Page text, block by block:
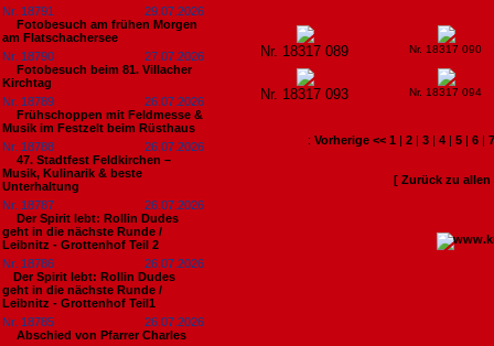
Nr. 18791
29.07.2026
Fotobesuch am frühen Morgen
am Flatschachersee
Nr. 18790
27.07.2026
Fotobesuch beim 81. Villacher
Kirchtag
Nr. 18789
26.07.2026
Frühschoppen mit Feldmesse &
Musik im Festzelt beim Rüsthaus
Nr. 18788
26.07.2026
47. Stadtfest Feldkirchen –
Musik, Kulinarik & beste
Unterhaltung
Nr. 18787
26.07.2026
Der Spirit lebt: Rollin Dudes
geht in die nächste Runde /
Leibnitz - Grottenhof Teil 2
Nr. 18786
26.07.2026
​Der Spirit lebt: Rollin Dudes
geht in die nächste Runde /
Leibnitz - Grottenhof Teil1
Nr. 18785
26.07.2026
Abschied von Pfarrer Charles
Nr. 18317 089 Nr. 18317 090
Nr. 18317 093 Nr. 18317 094
: Vorherige << 1 | 2 | 3 | 4 | 5 | 6 | 7
[ Zurück zu